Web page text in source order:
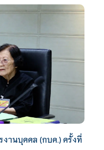
านบุคคล (กบค.) ครั้งที่